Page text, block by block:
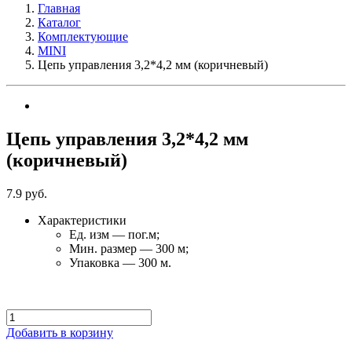
Главная
Каталог
Комплектующие
MINI
Цепь управления 3,2*4,2 мм (коричневый)
Цепь управления 3,2*4,2 мм
(коричневый)
7.9 руб.
Характеристики
Ед. изм — пог.м;
Мин. размер — 300 м;
Упаковка — 300 м.
Добавить в корзину